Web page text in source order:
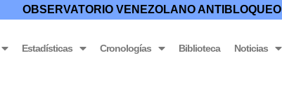
OBSERVATORIO VENEZOLANO ANTIBLOQUEO
Estadísticas Cronologías Biblioteca Noticias